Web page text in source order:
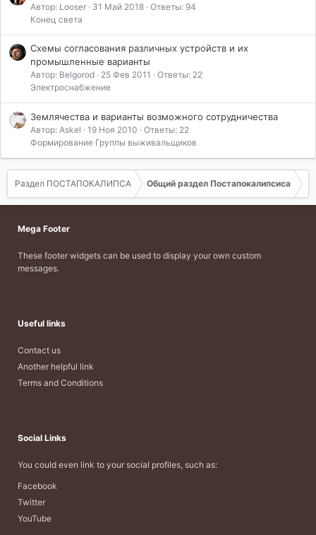
Автор: Looser 31 Май 2018 Ответы: 94
Конец света
Схемы согласования различных устройств и их
промышленные варианты
Автор: Belgorod 25 Фев 2011
Ответы: 22
Электроснабжение
Землячества и варианты возможного сотрудничества
Автор: Askel 19 Ноя 2010
Ответы: 22
Формирование Группы выживальщиков
Раздел ПОСТАПОКАЛИПСА Общий раздел Постапокалипсиса
Mega Footer
These footer widgets can be used to display your own custom
messages.
Useful links
Contact us
Another helpful link
Terms and Conditions
Social Links
You could even link to your social profiles, such as:
Facebook
Twitter
YouTube